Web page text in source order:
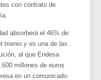
con contrato de
absorberá el 46% de
trienio y es una de las
al que Endesa
millones de euros
en un comunicado.